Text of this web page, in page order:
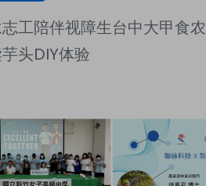
工陪伴视障生台中大甲食农
头DIY体验